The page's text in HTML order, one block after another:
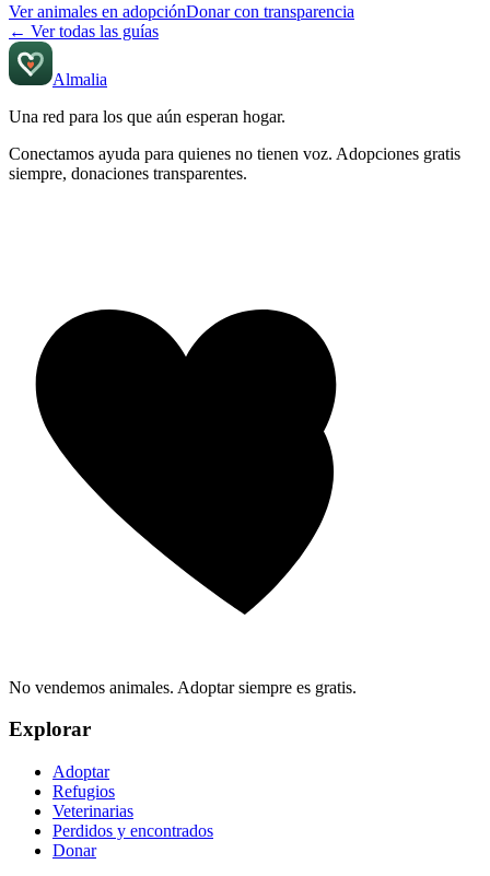
Ver animales en adopciónDonar con transparencia
← Ver todas las guías
Almalia
Una red para los que aún esperan hogar.
Conectamos ayuda para quienes no tienen voz. Adopciones gratis
siempre, donaciones transparentes.
No vendemos animales. Adoptar siempre es gratis.
Explorar
Adoptar
Refugios
Veterinarias
Perdidos y encontrados
Donar